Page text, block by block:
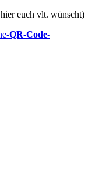
euch vlt. wünscht)
QR-Code-